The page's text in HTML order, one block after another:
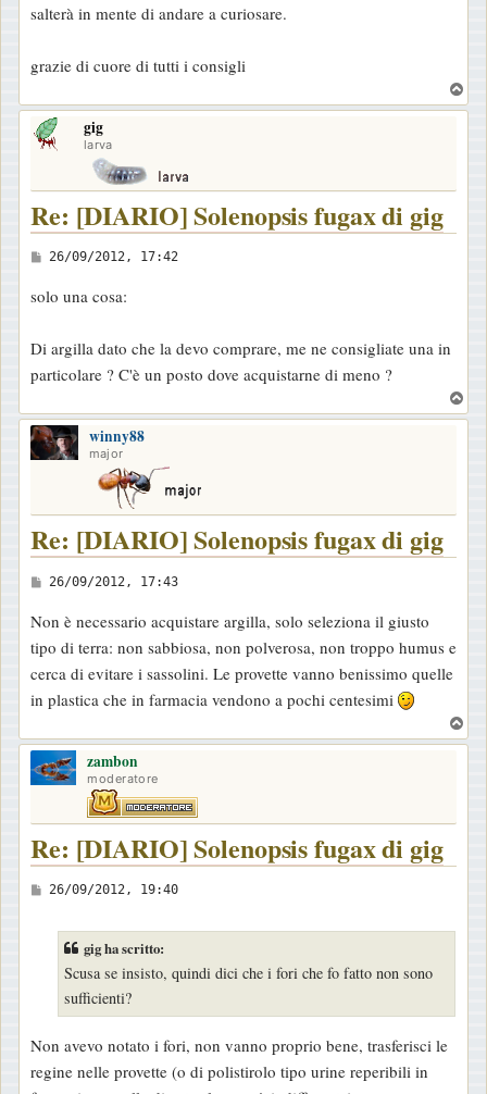
salterà in mente di andare a curiosare.
grazie di cuore di tutti i consigli
o
gig
larva
Re: [DIARIO] Solenopsis fugax di gig
M
s
a
g
g
i
o
26/09/2012, 17:42
solo una cosa:
Di argilla dato che la devo comprare, me ne consigliate una in
particolare ? C'è un posto dove acquistarne di meno ?
o
winny88
major
Re: [DIARIO] Solenopsis fugax di gig
M
s
s
a
g
g
i
o
26/09/2012, 17:43
Non è necessario acquistare argilla, solo seleziona il giusto
tipo di terra: non sabbiosa, non polverosa, non troppo humus e
cerca di evitare i sassolini. Le provette vanno benissimo quelle
in plastica che in farmacia vendono a pochi centesimi
o
zambon
moderatore
Re: [DIARIO] Solenopsis fugax di gig
M
g
i
26/09/2012, 19:40
gig ha scritto:
Scusa se insisto, quindi dici che i fori che fo fatto non sono
sufficienti?
Non avevo notato i fori, non vanno proprio bene, trasferisci le
regine nelle provette (o di polistirolo tipo urine reperibili in